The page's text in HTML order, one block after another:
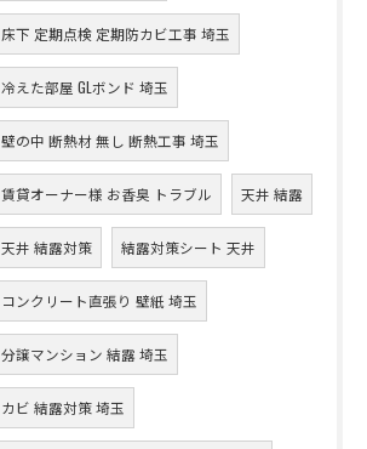
床下 定期点検 定期防カビ工事 埼玉
冷えた部屋 GLボンド 埼玉
壁の中 断熱材 無し 断熱工事 埼玉
賃貸オーナー様 お香臭 トラブル 天井 結露
天井 結露対策 結露対策シート 天井
コンクリート直張り 壁紙 埼玉
分譲マンション 結露 埼玉
カビ 結露対策 埼玉